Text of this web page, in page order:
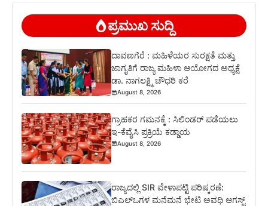
ಪ್ರಮುಖ ಸುದ್ದಿ
ದಾವಣಗೆರೆ : ಮಹಿಳೆಯರ ಸುರಕ್ಷತೆ ಮತ್ತು
ಜಾಗೃತಿಗೆ ರಾಜ್ಯ ಮಹಿಳಾ ಆಯೋಗದ ಅಧ್ಯಕ್ಷೆ
ಡಾ. ನಾಗಲಕ್ಷ್ಮಿ ಚೌಧರಿ ಕರೆ
August 8, 2026
ಗ್ರಾಹಕರ ಗಮನಕ್ಕೆ : ಸಿಲಿಂಡರ್ ಪಡೆಯಲು
ಇ-ಕೆವೈಸಿ ಪ್ರಕ್ರಿಯೆ ಕಡ್ಡಾಯ
August 8, 2026
ರಾಜ್ಯದಲ್ಲಿ SIR ವೇಳಾಪಟ್ಟಿ ಪರಿಷ್ಕರಣೆ:
ಬಿಎಲ್‌ಒಗಳ ಮನೆಮನೆ ಭೇಟಿ ಅವಧಿ ಆಗಸ್ಟ್